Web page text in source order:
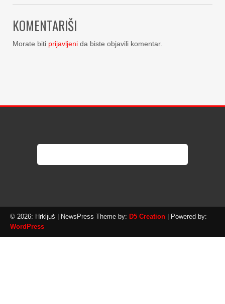
KOMENTARIŠI
Morate biti prijavljeni da biste objavili komentar.
© 2026: Hrkljuš | NewsPress Theme by: D5 Creation | Powered by:
WordPress